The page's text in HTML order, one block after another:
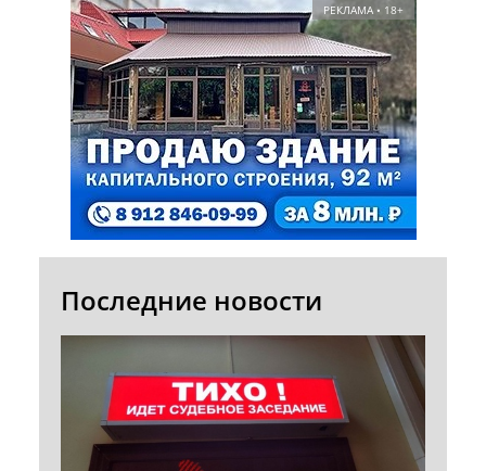
РЕКЛАМА • 18+
Последние новости